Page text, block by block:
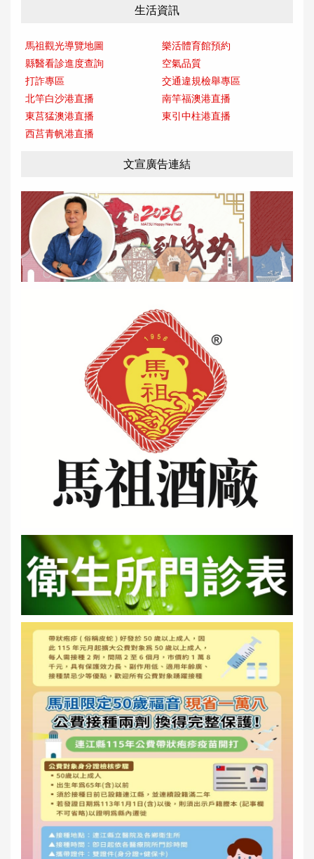
生活資訊
馬祖觀光導覽地圖
樂活體育館預約
縣醫看診進度查詢
空氣品質
打詐專區
交通違規檢舉專區
北竿白沙港直播
南竿福澳港直播
東莒猛澳港直播
東引中柱港直播
西莒青帆港直播
文宣廣告連結